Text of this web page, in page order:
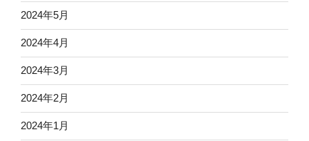
2024年5月
2024年4月
2024年3月
2024年2月
2024年1月